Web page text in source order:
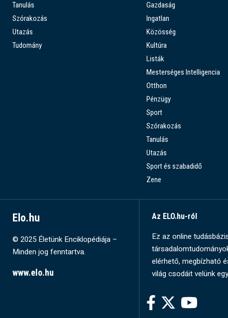
Tanulás
Szórakozás
Utazás
Tudomány
Gazdaság
Ingatlan
Közösség
Kultúra
Listák
Mesterséges Intelligencia
Otthon
Pénzügy
Sport
Szórakozás
Tanulás
Utazás
Sport és szabadidő
Zene
Elo.hu
© 2025 Életünk Enciklopédiája –
Minden jog fenntartva.
www.elo.hu
Az ELO.hu-ról
Ez az online
elérhető, megbízható
világ csodáit velünk